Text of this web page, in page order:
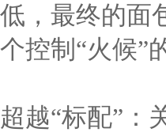
低，最终的面
个控制“火候”
超越“标配”：